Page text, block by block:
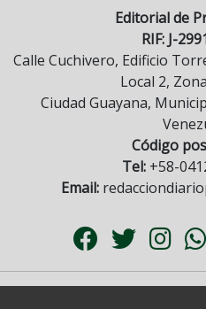
Editorial de
RIF: J-
Calle Cuchivero, Edificio
Local 2,
Ciudad Guayana,
Código
Tel:+58-
Email: